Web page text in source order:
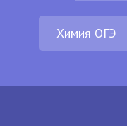
Химия ОГЭ